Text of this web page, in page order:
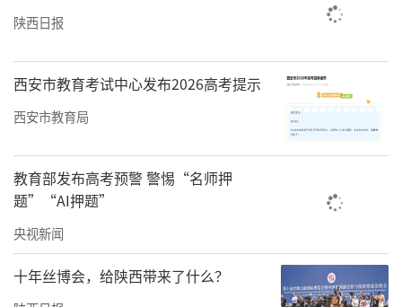
陕西日报
西安市教育考试中心发布2026高考提示
西安市教育局
教育部发布高考预警 警惕“名师押
题”“AI押题”
央视新闻
十年丝博会，给陕西带来了什么？